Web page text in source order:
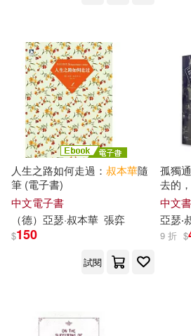
人生之路如何走過： 叔本華隨
筆 (電子書)
中文電子書
（德） 亞瑟·叔本華 張弈
$150
試閱
孤獨
去的
中文書
亞瑟‧
9 折 $